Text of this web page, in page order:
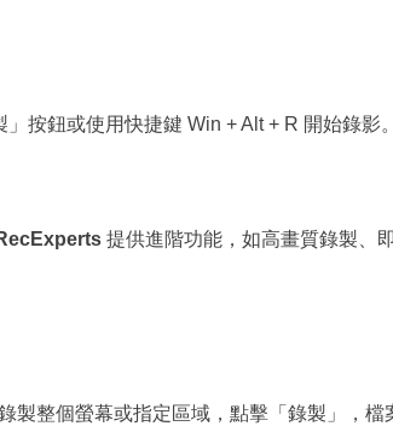
按鈕或使用快捷鍵 Win + Alt + R 開始錄影。
提供進階功能，如高畫質錄製、
製整個螢幕或指定區域，點擊「錄製」，檔